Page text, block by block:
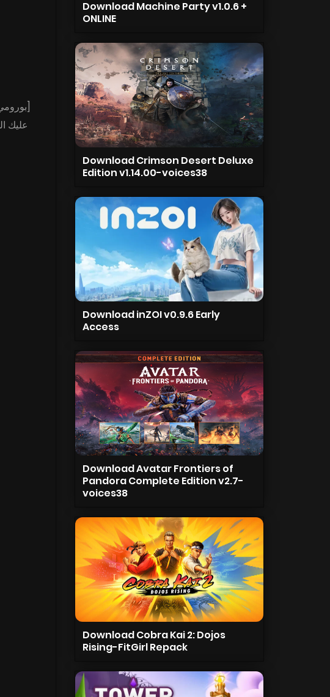
عليك
Download Machine Party v1.0.6 +
ONLINE
Download Crimson Desert Deluxe
Edition v1.14.00-voices38
Download inZOI v0.9.6 Early
Access
Download Avatar Frontiers of
Pandora Complete Edition v2.7-
voices38
Download Cobra Kai 2: Dojos
Rising-FitGirl Repack